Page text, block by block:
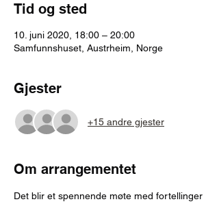
Tid og sted
10. juni 2020, 18:00 – 20:00
Samfunnshuset, Austrheim, Norge
Gjester
+15 andre gjester
Om arrangementet
Det blir et spennende møte med fortellinger